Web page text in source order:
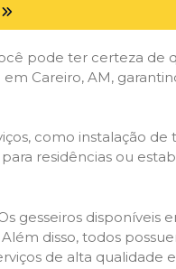
pode ter certeza de
Careiro, AM,
como instalação de
residências ou
gesseiros disponíveis
disso, todos
de alta qualidade